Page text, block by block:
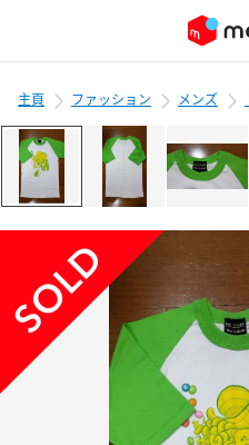
主頁 ファッション メンズ